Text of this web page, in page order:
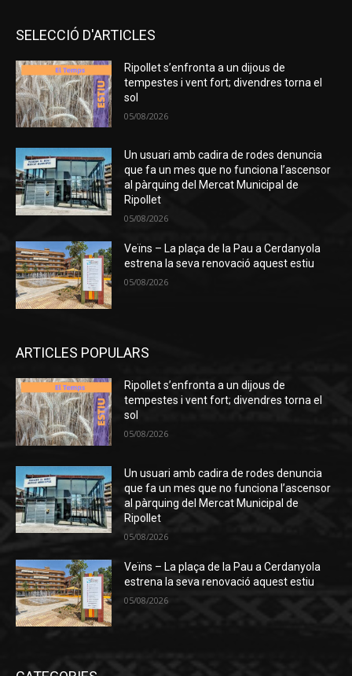
SELECCIÓ D'ARTICLES
Ripollet s’enfronta a un dijous de
tempestes i vent fort; divendres torna el
sol
05/08/2026
Un usuari amb cadira de rodes denuncia
que fa un mes que no funciona l’ascensor
al pàrquing del Mercat Municipal de
Ripollet
05/08/2026
Veïns – La plaça de la Pau a Cerdanyola
estrena la seva renovació aquest estiu
05/08/2026
ARTICLES POPULARS
Ripollet s’enfronta a un dijous de
tempestes i vent fort; divendres torna el
sol
05/08/2026
Un usuari amb cadira de rodes denuncia
que fa un mes que no funciona l’ascensor
al pàrquing del Mercat Municipal de
Ripollet
05/08/2026
Veïns – La plaça de la Pau a Cerdanyola
estrena la seva renovació aquest estiu
05/08/2026